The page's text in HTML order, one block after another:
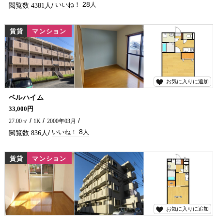
4381 28
お気に入りに追加
賃貸 マンション
ベルハイム
学生さん、単身の方におすすめの物件です♪ コンビニやお弁当屋さんも徒歩圏内にありますよ～！ 是非一度ご内覧ください(^^)/ 延岡市でアパートをお探しなら、五ヶ瀬不動産にお問い合わせください！！
33,000円
27.00㎡
1K 2000年03月
836 8
お気に入りに追加
賃貸 マンション